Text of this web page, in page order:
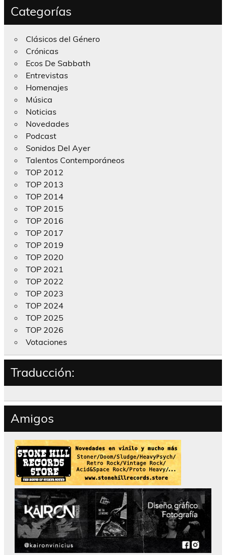
Categorías
Clásicos del Género
Crónicas
Ecos De Sabbath
Entrevistas
Homenajes
Música
Noticias
Novedades
Podcast
Sonidos Del Ayer
Talentos Contemporáneos
TOP 2012
TOP 2013
TOP 2014
TOP 2015
TOP 2016
TOP 2017
TOP 2019
TOP 2020
TOP 2021
TOP 2022
TOP 2023
TOP 2024
TOP 2025
TOP 2026
Votaciones
Traducción:
Amigos